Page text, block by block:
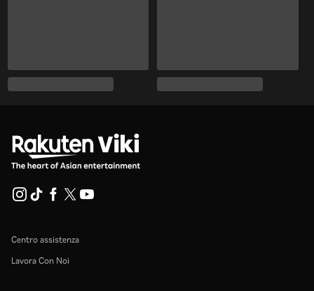
Centro assistenza
Lavora Con Noi